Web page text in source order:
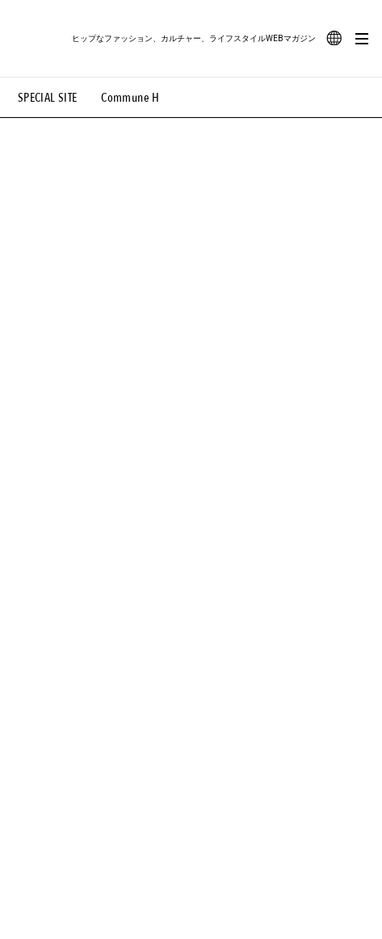
SPECIAL SITE Commune H
ヒップなファッション、カルチャー、ライフスタイルWEBマガジン
#路地裏てぃーん。 #MONTHLY JOURNAL
#MOVIE #LIFESTYLE #SNEAKER #OUTDOOR